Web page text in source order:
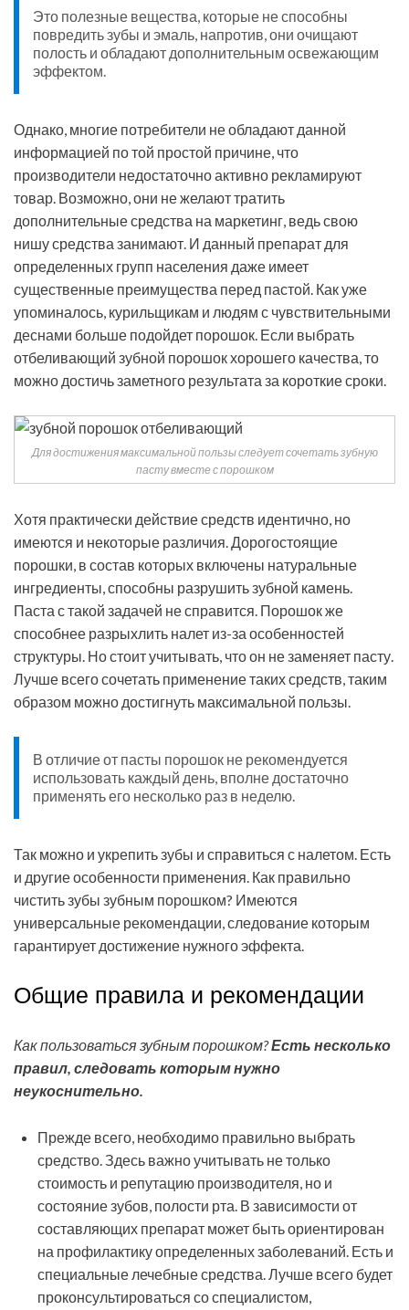
Это полезные вещества, которые не способны
повредить зубы и эмаль, напротив, они очищают
полость и обладают дополнительным освежающим
эффектом.
Однако, многие потребители не обладают данной
информацией по той простой причине, что
производители недостаточно активно рекламируют
товар. Возможно, они не желают тратить
дополнительные средства на маркетинг, ведь свою
нишу средства занимают. И данный препарат для
определенных групп населения даже имеет
существенные преимущества перед пастой. Как уже
упоминалось, курильщикам и людям с чувствительными
деснами больше подойдет порошок. Если выбрать
отбеливающий зубной порошок хорошего качества, то
можно достичь заметного результата за короткие сроки.
Для достижения максимальной пользы следует сочетать зубную
пасту вместе с порошком
Хотя практически действие средств идентично, но
имеются и некоторые различия. Дорогостоящие
порошки, в состав которых включены натуральные
ингредиенты, способны разрушить зубной камень.
Паста с такой задачей не справится. Порошок же
способнее разрыхлить налет из-за особенностей
структуры. Но стоит учитывать, что он не заменяет пасту.
Лучше всего сочетать применение таких средств, таким
образом можно достигнуть максимальной пользы.
В отличие от пасты порошок не рекомендуется
использовать каждый день, вполне достаточно
применять его несколько раз в неделю.
Так можно и укрепить зубы и справиться с налетом. Есть
и другие особенности применения. Как правильно
чистить зубы зубным порошком? Имеются
универсальные рекомендации, следование которым
гарантирует достижение нужного эффекта.
Общие правила и рекомендации
Как пользоваться зубным порошком?Есть несколько
правил, следовать которым нужно
неукоснительно.
Прежде всего, необходимо правильно выбрать
средство. Здесь важно учитывать не только
стоимость и репутацию производителя, но и
состояние зубов, полости рта. В зависимости от
составляющих препарат может быть ориентирован
на профилактику определенных заболеваний. Есть и
специальные лечебные средства. Лучше всего будет
проконсультироваться со специалистом,